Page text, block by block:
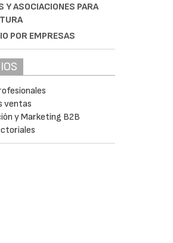
Y ASOCIACIONES PARA
POR EMPRESAS
ventas
y Marketing B2B